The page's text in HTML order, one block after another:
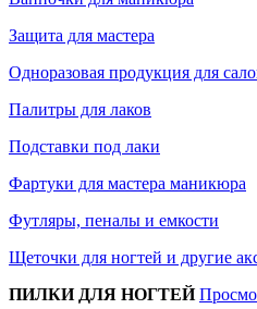
Защита для мастера
Одноразовая продукция для
Палитры для лаков
Подставки под лаки
Фартуки для мастера маникюра
Футляры, пеналы и емкости
Щеточки для ногтей и другие
ПИЛКИ ДЛЯ НОГТЕЙ